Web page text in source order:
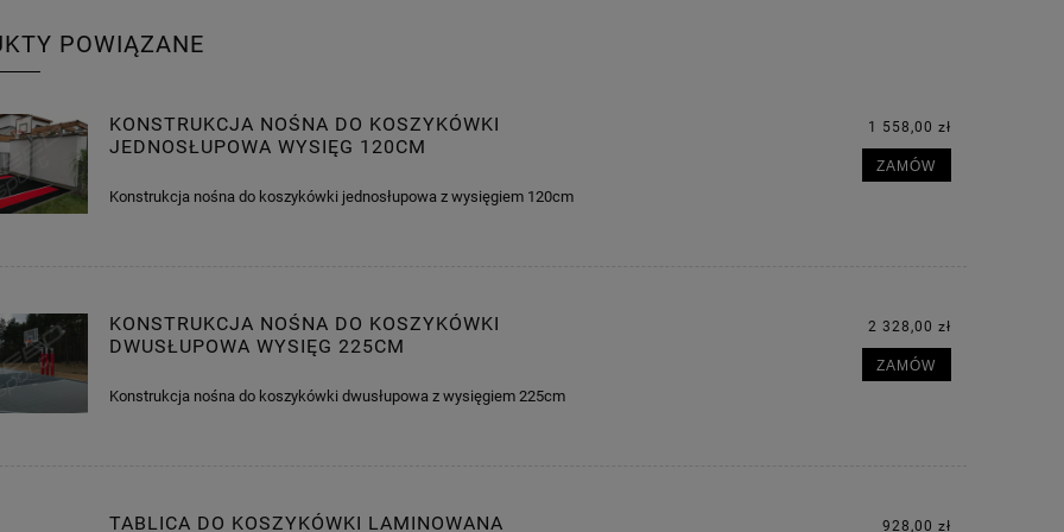
POWIĄZANE
KONSTRUKCJA NOŚNA DO KOSZYKÓWKI
JEDNOSŁUPOWA WYSIĘG 120CM
Konstrukcja nośna do koszykówki jednosłupowa z wysięgiem 120cm
1 558,00 zł
ZAMÓW
KONSTRUKCJA NOŚNA DO KOSZYKÓWKI
DWUSŁUPOWA WYSIĘG 225CM
Konstrukcja nośna do koszykówki dwusłupowa z wysięgiem 225cm
2 328,00 zł
ZAMÓW
TABLICA DO KOSZYKÓWKI LAMINOWANA 928,00 zł